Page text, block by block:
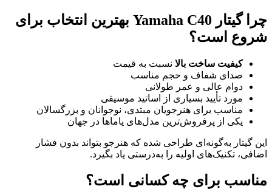
چرا گیتار Yamaha C40 بهترین انتخاب برای
شروع است؟
کیفیت ساخت بالا نسبت به قیمت
صدای شفاف و حجم مناسب
دوام عالی و عمر طولانی
مورد تأیید بسیاری از اساتید موسیقی
مناسب برای هنرجویان مبتدی، نوجوانان و بزرگسالان
یکی از پرفروش‌ترین مدل‌های یاماها در جهان
این گیتار به‌گونه‌ای طراحی شده که هنرجو بتواند بدون فشار
اضافی، تکنیک‌های اولیه را به‌درستی یاد بگیرد.
مناسب برای چه کسانی است؟